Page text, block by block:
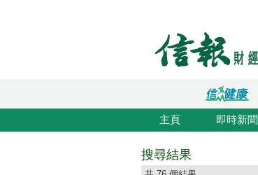
主頁 即時新聞
搜尋結果